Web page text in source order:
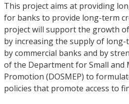
This project aims at providing
for banks to provide long-term
project will support the growth
by increasing the supply of
by commercial banks and by
of the Department for Small and
Promotion (DOSMEP) to
policies that promote access to